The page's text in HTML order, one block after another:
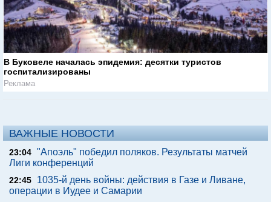
В Буковеле началась эпидемия: десятки туристов
госпитализированы
Реклама
ВАЖНЫЕ НОВОСТИ
23:04 "Апоэль" победил поляков. Результаты матчей
Лиги конференций
22:45
1035-й день войны: действия в Газе и Ливане,
операции в Иудее и Самарии